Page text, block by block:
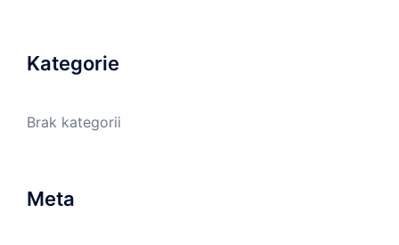
Kategorie
Brak kategorii
Meta